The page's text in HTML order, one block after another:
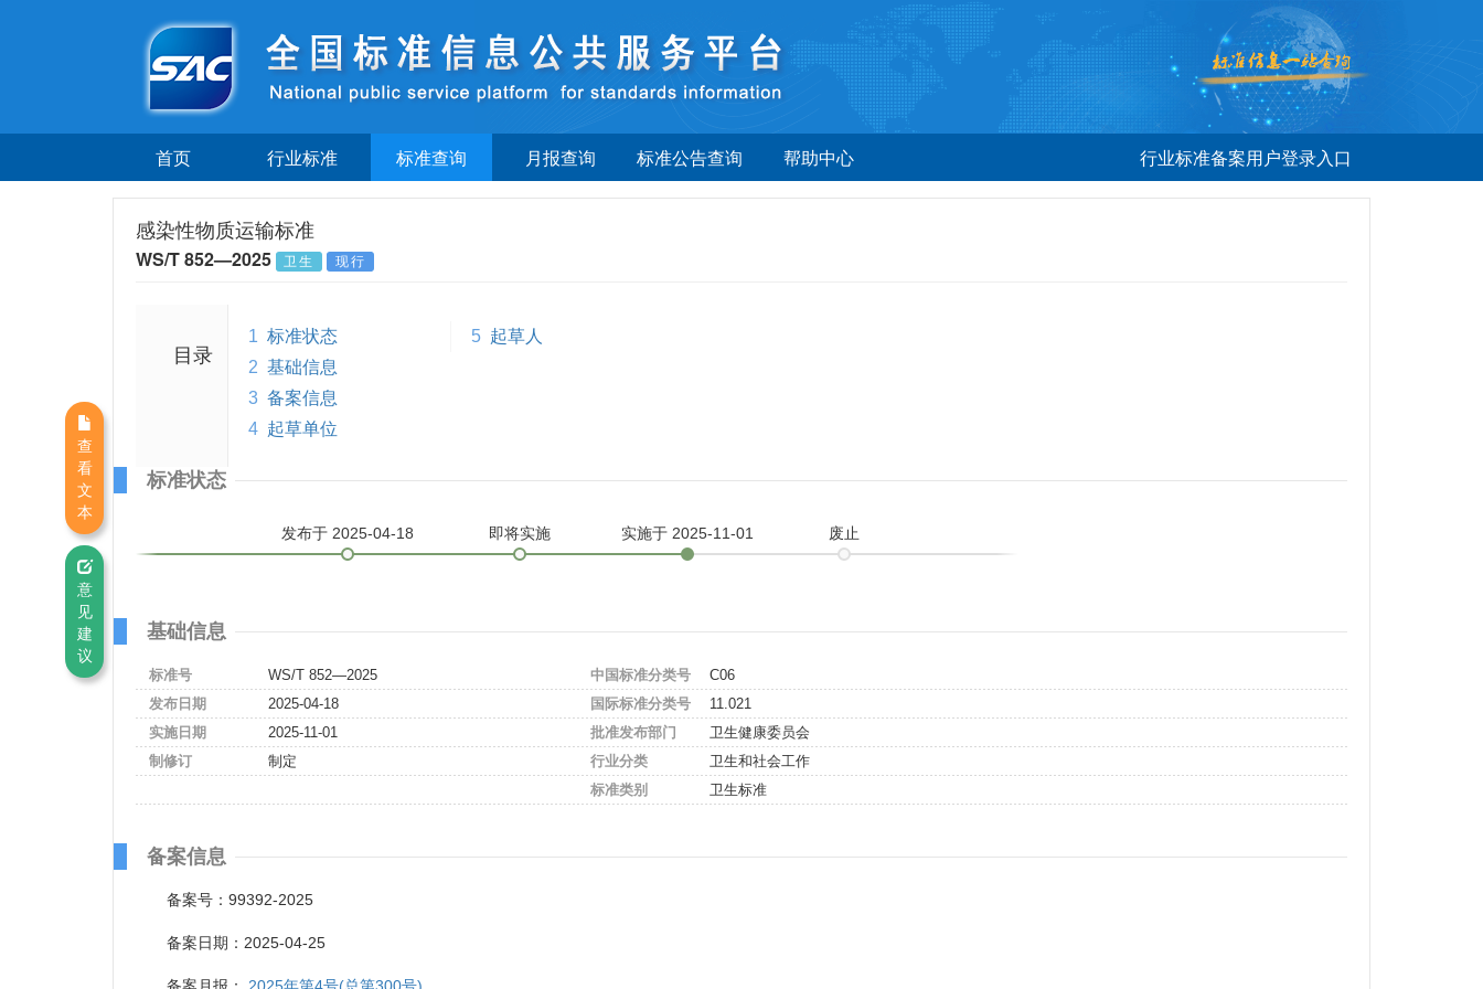
首页 行业标准 标准查询 月报查询 标准公告查询 帮助中心 行业标准备案用户登录入口
查
看
文
本
意
见
建
议
感染性物质运输标准
WS/T 852—2025 卫生 现行
目录
1 标准状态
2 基础信息
3 备案信息
4 起草单位
5 起草人
标准状态
发布于 2025-04-18 即将实施 实施于 2025-11-01 废止
基础信息
标准号
WS/T 852—2025
发布日期
2025-04-18
实施日期
2025-11-01
制修订
制定
中国标准分类号
C06
国际标准分类号
11.021
批准发布部门
卫生健康委员会
行业分类
卫生和社会工作
标准类别
卫生标准
备案信息
备案号：99392-2025
备案日期：2025-04-25